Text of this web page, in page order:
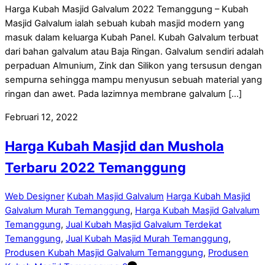
Harga Kubah Masjid Galvalum 2022 Temanggung – Kubah
Masjid Galvalum ialah sebuah kubah masjid modern yang
masuk dalam keluarga Kubah Panel. Kubah Galvalum terbuat
dari bahan galvalum atau Baja Ringan. Galvalum sendiri adalah
perpaduan Almunium, Zink dan Silikon yang tersusun dengan
sempurna sehingga mampu menyusun sebuah material yang
ringan dan awet. Pada lazimnya membrane galvalum […]
Februari 12, 2022
Harga Kubah Masjid dan Mushola
Terbaru 2022 Temanggung
Web Designer Kubah Masjid Galvalum Harga Kubah Masjid
Galvalum Murah Temanggung, Harga Kubah Masjid Galvalum
Temanggung, Jual Kubah Masjid Galvalum Terdekat
Temanggung, Jual Kubah Masjid Murah Temanggung,
Produsen Kubah Masjid Galvalum Temanggung, Produsen